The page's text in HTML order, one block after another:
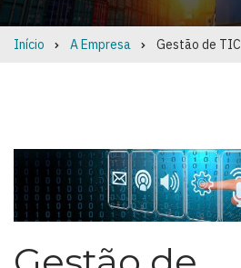
Breadcrumb
Início A Empresa Gestão de TIC